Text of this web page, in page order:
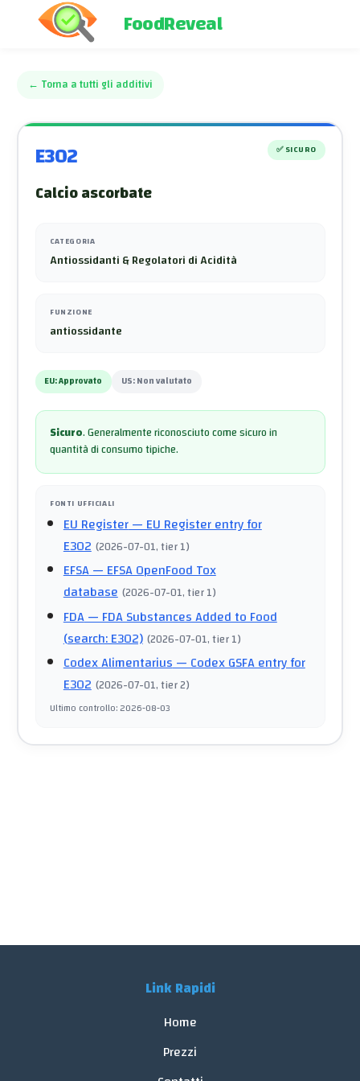
FoodReveal
← Torna a tutti gli additivi
E302 ✅SICURO
Calcio ascorbate
CATEGORIA
Antiossidanti & Regolatori di Acidità
FUNZIONE
antiossidante
EU:Approvato US:Non valutato
Sicuro.Generalmente riconosciuto come sicuro in
quantità di consumo tipiche.
FONTI UFFICIALI
EU Register— EU Register entry for
E302 (2026-07-01, tier 1)
EFSA— EFSA OpenFood Tox
database (2026-07-01, tier 1)
FDA— FDA Substances Added to Food
(search: E302) (2026-07-01, tier 1)
Codex Alimentarius— Codex GSFA entry for
E302 (2026-07-01, tier 2)
Ultimo controllo:2026-08-03
Link Rapidi
Home
Prezzi